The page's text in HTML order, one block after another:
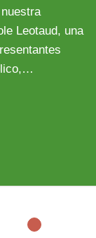
Leotaud, una